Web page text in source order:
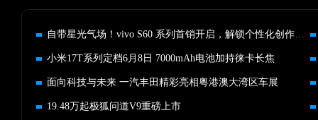
自带星光气场！vivo S60 系列首销开启，解锁个性化创作新体验
小米17T系列定档6月8日 7000mAh电池加持徕卡长焦
面向科技与未来 一汽丰田精彩亮相粤港澳大湾区车展
19.48万起极狐问道V9重磅上市